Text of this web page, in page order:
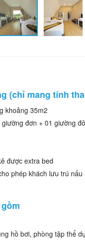
(chỉ mang tính
khoảng 35m2
đơn + 01 giường
được extra bed
phép khách lưu trú
hồ bơi, phòng tập thể